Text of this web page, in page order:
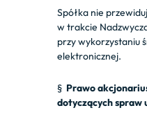
Spółka nie
w trakcie
przy wykorzystaniu
elektronicznej.
§ Prawo
dotyczących spraw